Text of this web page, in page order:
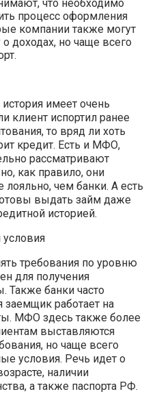
что необходимо
процесс оформления
компании также могут
доходах, но чаще всего
имеет очень
клиент испортил ранее
то вряд ли хоть
кредит. Есть и МФО,
рассматривают
как правило, они
лояльно, чем банки. А есть
выдать займ даже
историей.
требования по уровню
для получения
Также банки часто
заемщик работает на
МФО здесь также более
выставляются
но чаще всего
условия. Речь идет о
наличии
а также паспорта РФ.